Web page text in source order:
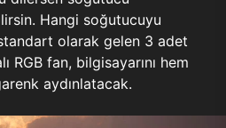
Hangi soğutucuyu
olarak gelen 3 adet
RGB fan, bilgisayarını hem
aydınlatacak.